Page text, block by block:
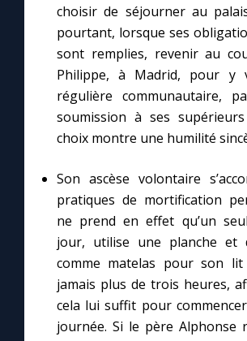
choisir de séjourner au
pourtant, lorsque ses
sont remplies, revenir au
Philippe, à Madrid, pour y
régulière communautaire,
soumission à ses
choix montre une humilité
Son ascèse volontaire
pratiques de mortification
ne prend en effet qu’un
jour, utilise une planche et
comme matelas pour son
jamais plus de trois heures,
cela lui suffit pour
journée. Si le père Alphonse